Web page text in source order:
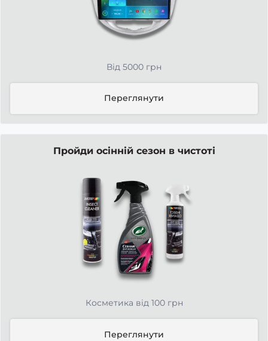
Від 5000 грн
Переглянути
Пройди осінній сезон в чистоті
Косметика від 100 грн
Переглянути